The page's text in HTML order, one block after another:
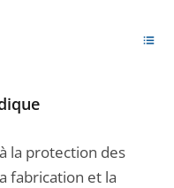
la protection des
fabrication et la